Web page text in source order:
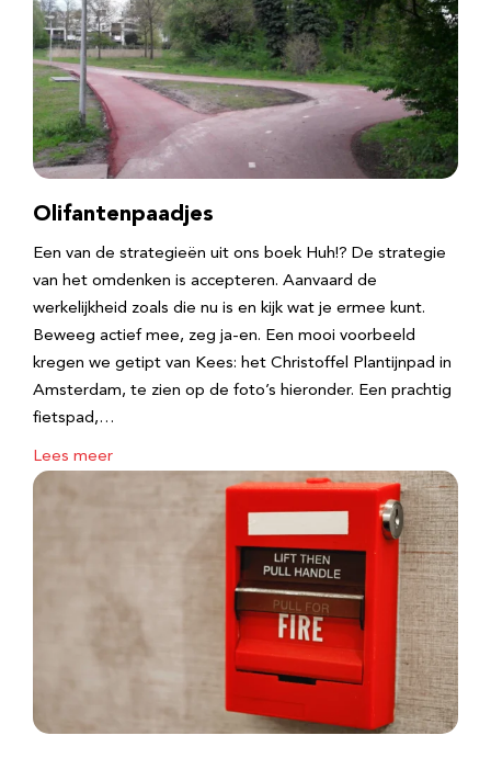
Olifantenpaadjes
Een van de strategieën uit ons boek Huh!? De strategie
van het omdenken is accepteren. Aanvaard de
werkelijkheid zoals die nu is en kijk wat je ermee kunt.
Beweeg actief mee, zeg ja-en. Een mooi voorbeeld
kregen we getipt van Kees: het Christoffel Plantijnpad in
Amsterdam, te zien op de foto’s hieronder. Een prachtig
fietspad,…
Lees meer